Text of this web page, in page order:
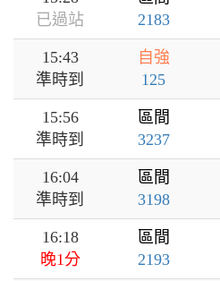
已過站
2183
15:43
準時到
自強
125
15:56
準時到
區間
3237
16:04
準時到
區間
3198
16:18
晚1分
區間
2193